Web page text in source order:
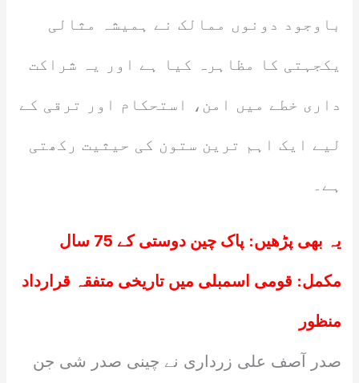
باوجود دونوں ممالک نے ہمیشہ مثالی
یکجہتی کا مظاہرہ کیا ہے اور یہ شراکت
داری خطے میں امن، استحکام اور ترقی کے
لیے ایک اہم ترین ستون کی حیثیت رکھتی
ہے۔
یہ بھی پڑھیں: پاک چین دوستی کے 75 سال
مکمل: قومی اسمبلی میں تاریخی متفقہ قرارداد
منظور
صدر آصف علی زرداری نے چینی صدر شی جن